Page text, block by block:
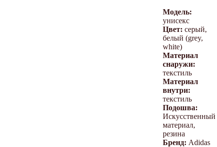
Модель:
унисекс
Цвет: серый,
белый (grey,
white)
Материал
снаружи:
текстиль
Материал
внутри:
текстиль
Подошва:
Искусственный
материал,
резина
Бренд: Adidas